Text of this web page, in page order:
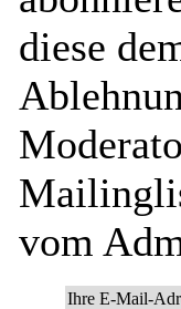
diese
vom
Ihre E-Mail-